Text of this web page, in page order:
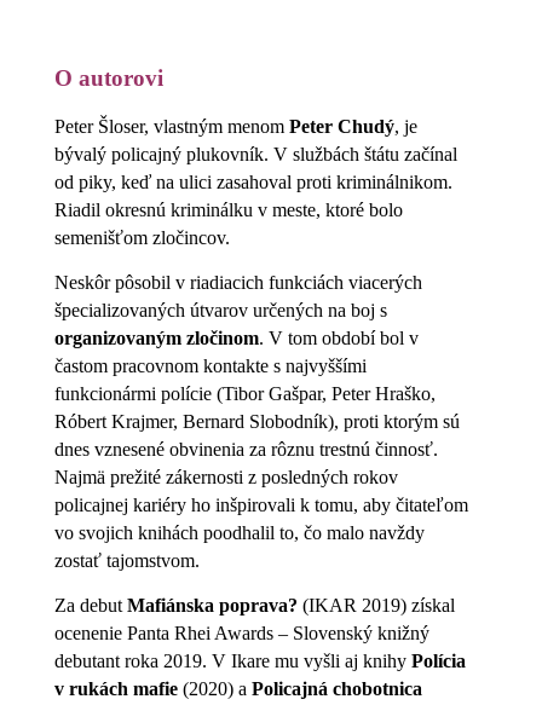
O autorovi
Peter Šloser, vlastným menom Peter Chudý, je
bývalý policajný plukovník. V službách štátu začínal
od piky, keď na ulici zasahoval proti kriminálnikom.
Riadil okresnú kriminálku v meste, ktoré bolo
semenišťom zločincov.
Neskôr pôsobil v riadiacich funkciách viacerých
špecializovaných útvarov určených na boj s
organizovaným zločinom. V tom období bol v
častom pracovnom kontakte s najvyššími
funkcionármi polície (Tibor Gašpar, Peter Hraško,
Róbert Krajmer, Bernard Slobodník), proti ktorým sú
dnes vznesené obvinenia za rôznu trestnú činnosť.
Najmä prežité zákernosti z posledných rokov
policajnej kariéry ho inšpirovali k tomu, aby čitateľom
vo svojich knihách poodhalil to, čo malo navždy
zostať tajomstvom.
Za debut Mafiánska poprava? (IKAR 2019) získal
ocenenie Panta Rhei Awards – Slovenský knižný
debutant roka 2019. V Ikare mu vyšli aj knihy Polícia
v rukách mafie(2020) a Policajná chobotnica